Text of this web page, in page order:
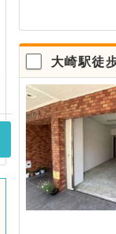
大崎駅徒